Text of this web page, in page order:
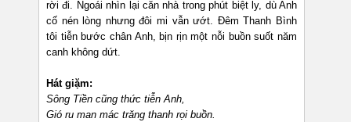
rời đi. Ngoái nhìn lại căn nhà trong phút biệt ly, dù Anh
cố nén lòng nhưng đôi mi vẫn ướt. Đêm Thanh Bình
tôi tiễn bước chân Anh, bịn rịn một nỗi buồn suốt năm
canh không dứt.
Hát giặm:
Sông Tiền cũng thức tiễn Anh,
Gió ru man mác trăng thanh rọi buồn.